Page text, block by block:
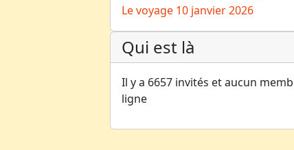
Le voyage 10 janvier 2026
Qui est là
Il y a 6657 invités et aucun
ligne